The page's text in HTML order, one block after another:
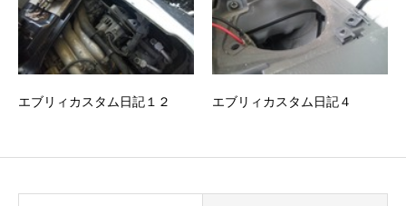
エブリィカスタム日記１２ エブリィカスタム日記４